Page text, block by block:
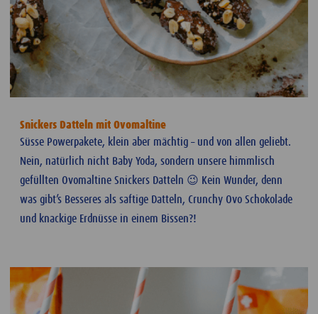
Snickers Datteln mit Ovomaltine
Süsse Powerpakete, klein aber mächtig – und von allen geliebt.
Nein, natürlich nicht Baby Yoda, sondern unsere himmlisch
gefüllten Ovomaltine Snickers Datteln 😉 Kein Wunder, denn
was gibt’s Besseres als saftige Datteln, Crunchy Ovo Schokolade
und knackige Erdnüsse in einem Bissen?!